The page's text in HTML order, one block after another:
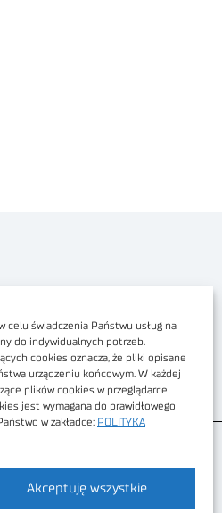
świadczenia Państwu usług na
do indywidualnych potrzeb.
cookies oznacza, że pliki opisane
urządzeniu końcowym. W każdej
plików cookies w przeglądarce
jest wymagana do prawidłowego
w zakładce: POLITYKA
Akceptuję wszystkie